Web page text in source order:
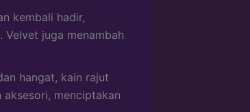
kembali hadir,
juga menambah
hangat, kain rajut
menciptakan